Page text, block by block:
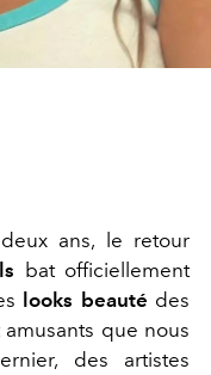
ans, le retour
bat officiellement
looks beauté des
que nous
des artistes